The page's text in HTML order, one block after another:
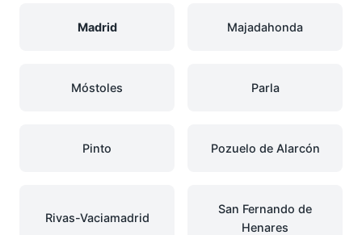
Madrid Majadahonda
Móstoles Parla
Pinto Pozuelo de Alarcón
Rivas-Vaciamadrid
San Fernando de
Henares